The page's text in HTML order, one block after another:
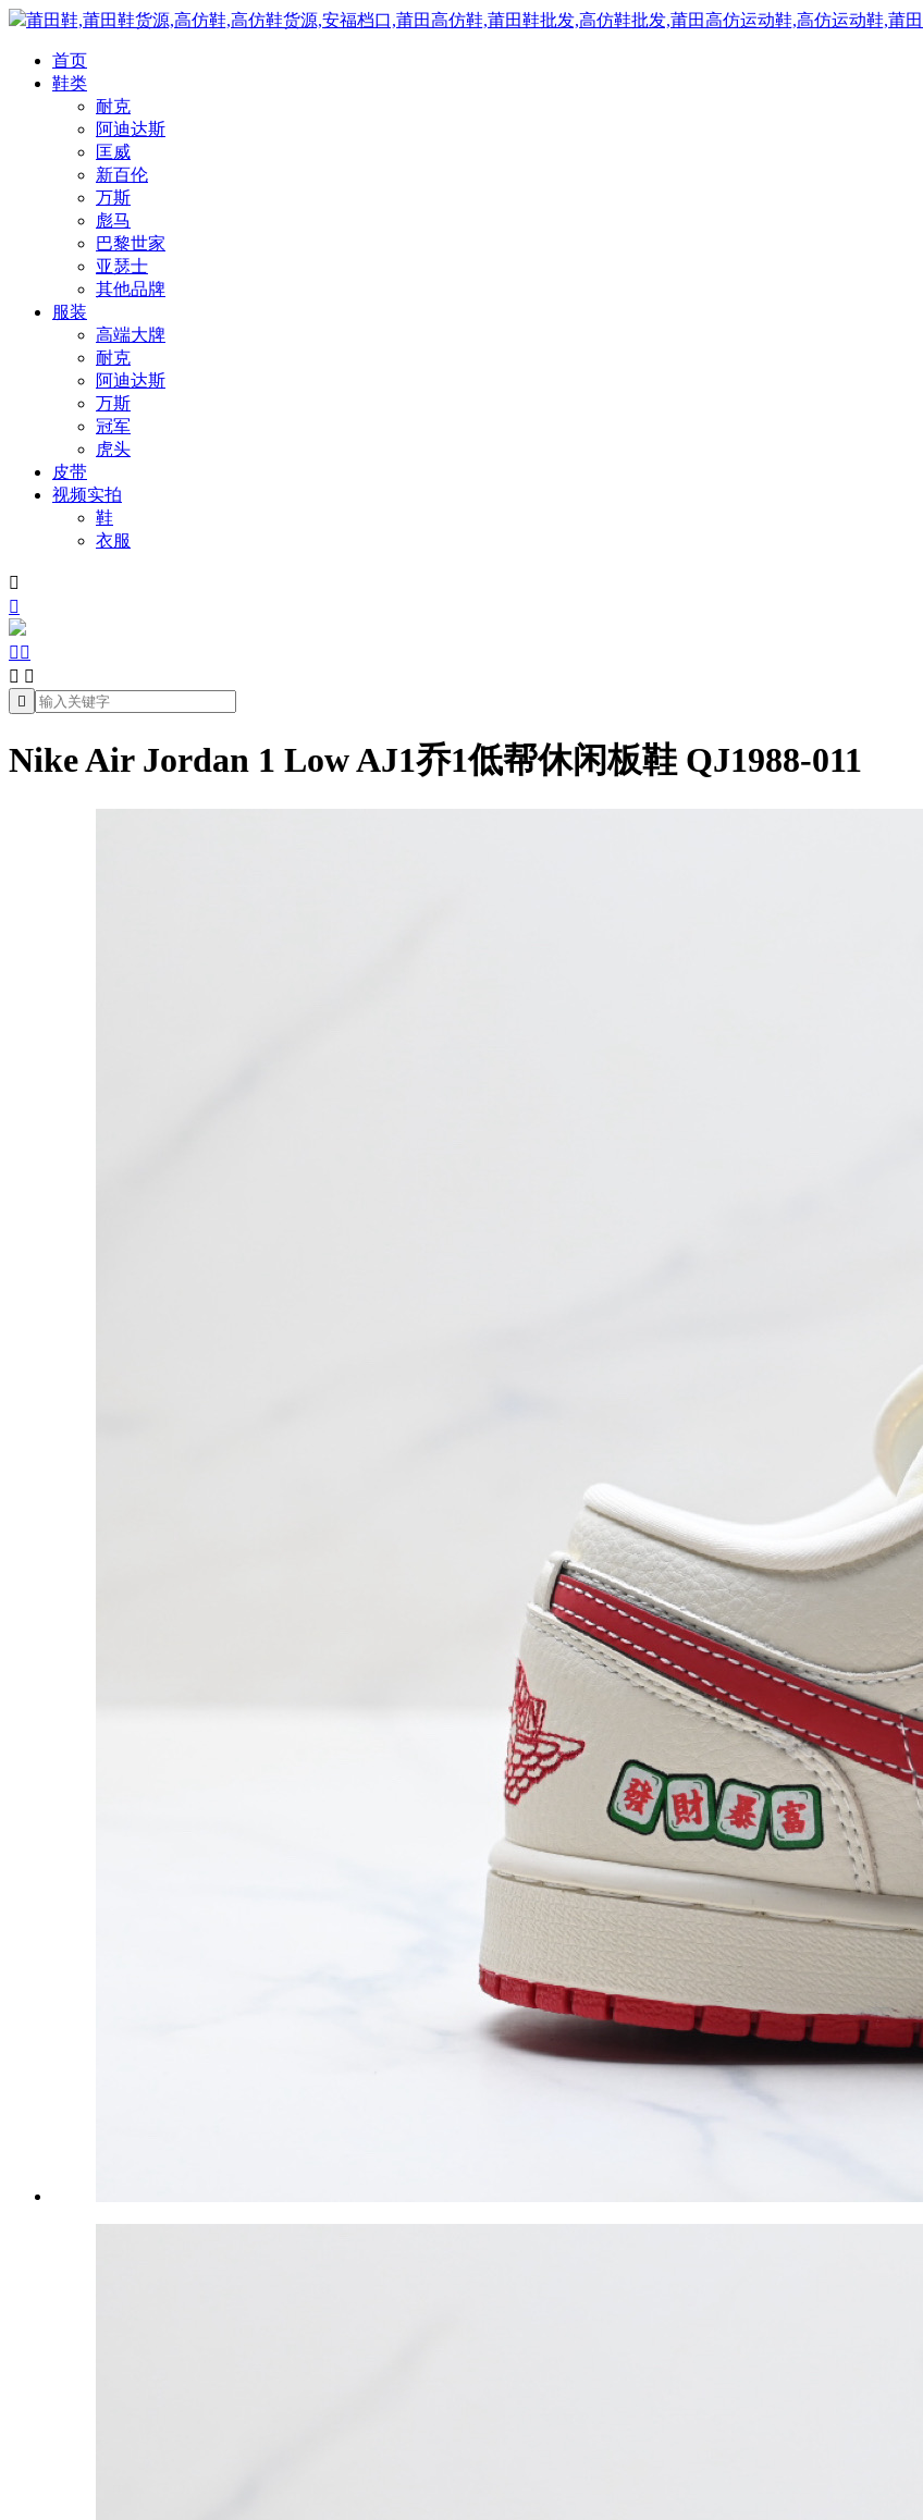
莆田鞋,莆田鞋货源,高仿鞋,高仿鞋货源,安福档口,莆田高仿鞋,莆田鞋批发,高仿鞋批发,莆田高仿运动鞋,高仿运动鞋,莆
首页
鞋类
耐克
阿迪达斯
匡威
新百伦
万斯
彪马
巴黎世家
亚瑟士
其他品牌
服装
高端大牌
耐克
阿迪达斯
万斯
冠军
虎头
皮带
视频实拍
鞋
衣服


 
 

Nike Air Jordan 1 Low AJ1乔1低帮休闲板鞋 QJ1988-011